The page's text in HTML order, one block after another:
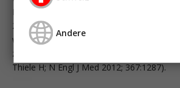
Medikamentenintoxikation (Fernando
2022; 28:434). Die Sterblichkeit bei
weiterhin hoch und liegt an Tag 30 in
zwischen 40% und 52% (Thiele H; N Engl
Thiele H; N Engl J Med 2012; 367:1287).
Andere